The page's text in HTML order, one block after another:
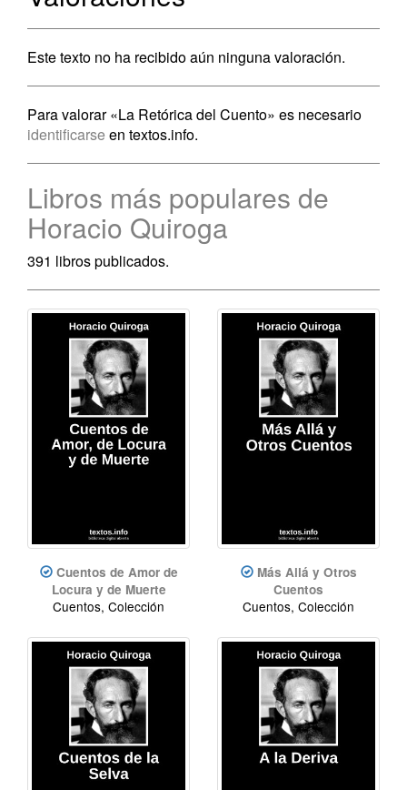
Este texto no ha recibido aún ninguna valoración.
Para valorar «La Retórica del Cuento» es necesario
identificarse en textos.info.
Libros más populares de
Horacio Quiroga
391 libros publicados.
Cuentos de Amor de
Locura y de Muerte
Cuentos, Colección
Más Allá y Otros
Cuentos
Cuentos, Colección